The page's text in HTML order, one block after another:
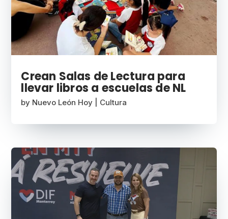
Crean Salas de Lectura para
llevar libros a escuelas de NL
by Nuevo León Hoy Cultura